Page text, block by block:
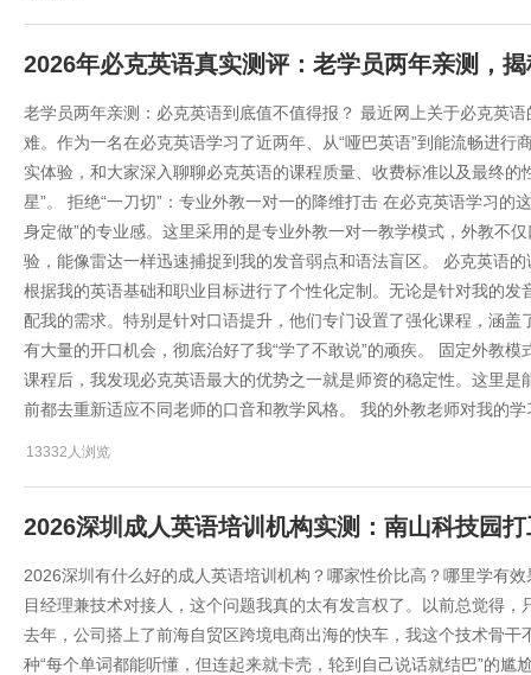
2026年必克英语真实测评：老学员两年亲测，
老学员两年亲测：必克英语到底值不值得报？ 最近网上关于必克英
难。作为一名在必克英语学习了近两年、从“哑巴英语”到能流畅进
实体验，和大家深入聊聊必克英语的课程质量、收费标准以及最终
星”。 拒绝“一刀切”：专业外教一对一的降维打击 在必克英语学习的
身定做”的专业感。这里采用的是专业外教一对一教学模式，外教不
验，能像雷达一样迅速捕捉到我的发音弱点和语法盲区。 必克英语
根据我的英语基础和职业目标进行了个性化定制。无论是针对我的
配我的需求。特别是针对口语提升，他们专门设置了强化课程，涵
有大量的开口机会，彻底治好了我“学了不敢说”的顽疾。 固定外教
课程后，我发现必克英语最大的优势之一就是师资的稳定性。这里
前都去重新适应不同老师的口音和教学风格。 我的外教老师对我的
13332人浏览
2026深圳成人英语培训机构实测：南山科技园
2026深圳有什么好的成人英语培训机构？哪家性价比高？哪里学有
目经理兼技术对接人，这个问题我真的太有发言权了。以前总觉得
去年，公司搭上了前海自贸区跨境电商出海的快车，我这个技术骨
种“每个单词都能听懂，但连起来就卡壳，轮到自己说话就结巴”的